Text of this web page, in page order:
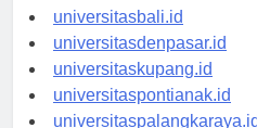
universitasbanten.id
universitasbali.id
universitasdenpasar.id
universitaskupang.id
universitaspontianak.id